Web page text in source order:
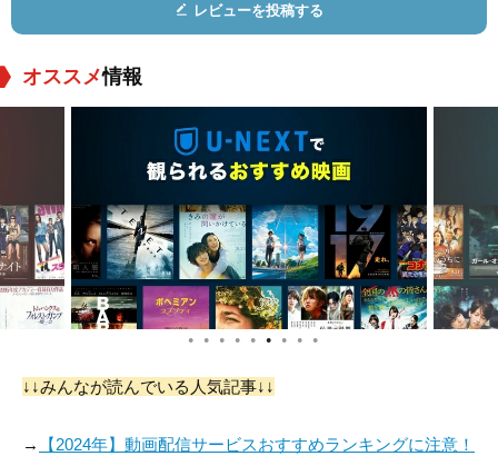
がなく、監督のセンスをビシビシ感じます。
茶目っ気や、くすっと笑える要素もアクセントに挿入されていて
重苦しい展開の連続の中でも一種の清涼剤のような役目を果たし
ていて、時間がすぎるのもあっという間。気づいたら終わって
た！という体感時間が短くなる面白アクション作品です。
レビューを投稿する
オススメ情報
● ● ● ● ● ● ● ● ●
↓↓みんなが読んでいる人気記事↓↓
→
【2024年】動画配信サービスおすすめランキングに注意！